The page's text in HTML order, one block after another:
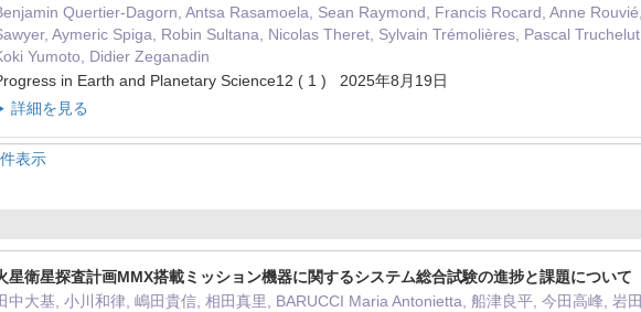
Quertier-Dagorn, Antsa Rasamoela, Sean Raymond, Francis Rocard, Anne
Aymeric Spiga, Robin Sultana, Nicolas Theret, Sylvain Trémolières, Pascal
Yumoto, Didier Zeganadin
in Earth and Planetary Science12 ( 1 ) 2025年8月19日
詳細を見る
表示
星衛星探査計画MMX搭載ミッション機器に関するシステム総合試験の進捗と課題について
中大基, 小川和律, 嶋田貴信, 相田真里, BARUCCI Maria Antonietta, 船津良平, 今田高峰, 岩